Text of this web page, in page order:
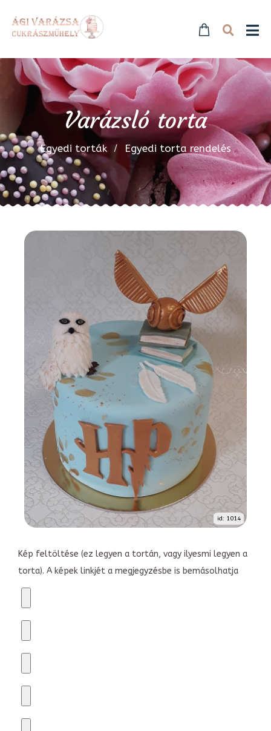
Varázsló torta
Egyedi torták Egyedi torta rendelés
id: 1014
Kép feltöltése (ez legyen a tortán, vagy ilyesmi legyen a
torta). A képek linkjét a megjegyzésbe is bemásolhatja